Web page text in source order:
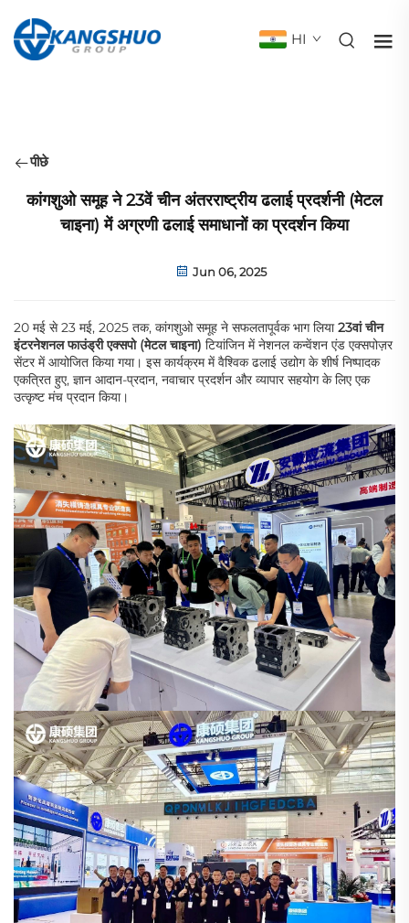
HI
पीछे
कांगशुओ समूह ने 23वें चीन अंतरराष्ट्रीय ढलाई प्रदर्शनी (मेटल
चाइना) में अग्रणी ढलाई समाधानों का प्रदर्शन किया
Jun 06, 2025
20 मई से 23 मई, 2025 तक, कांगशुओ समूह ने सफलतापूर्वक भाग लिया23वां चीन
इंटरनेशनल फाउंड्री एक्सपो (मेटल चाइना) टियांजिन में नेशनल कन्वेंशन एंड एक्सपोज़र
सेंटर में आयोजित किया गया। इस कार्यक्रम में वैश्विक ढलाई उद्योग के शीर्ष निष्पादक
एकत्रित हुए, ज्ञान आदान-प्रदान, नवाचार प्रदर्शन और व्यापार सहयोग के लिए एक
उत्कृष्ट मंच प्रदान किया।